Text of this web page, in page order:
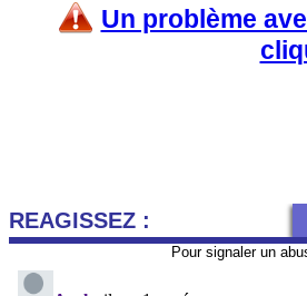
Un problème
REAGISSEZ :
Pour signaler un